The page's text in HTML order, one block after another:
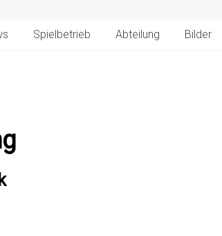
Spielbetrieb Abteilung Bilder